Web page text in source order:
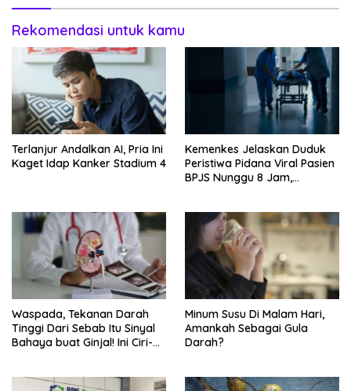
Rekomendasi untuk kamu
Terlanjur Andalkan AI, Pria Ini
Kaget Idap Kanker Stadium 4
Kemenkes Jelaskan Duduk
Peristiwa Pidana Viral Pasien
BPJS Nunggu 8 Jam,
Waspada, Tekanan Darah
Tinggi Dari Sebab Itu Sinyal
Bahaya buat Ginjal! Ini Ciri-
Minum Susu Di Malam Hari,
Amankah Sebagai Gula
Darah?